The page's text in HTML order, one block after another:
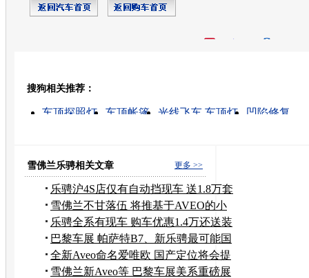
搜狗相关推荐：
车顶探照灯 车顶帐篷 光线飞车 车顶灯
凹陷修复
更多 >>
雪佛兰乐骋相关文章
乐骋沪4S店仅有自动挡现车 送1.8万套
餐
雪佛兰不甘落伍 将推基于AVEO的小
型SUV
乐骋全系有现车 购车优惠1.4万还送装
潢
巴黎车展 帕萨特B7、新乐骋最可能国
产
全新Aveo命名爱唯欧 国产定位将会提
升
雪佛兰新Aveo等 巴黎车展美系重磅展